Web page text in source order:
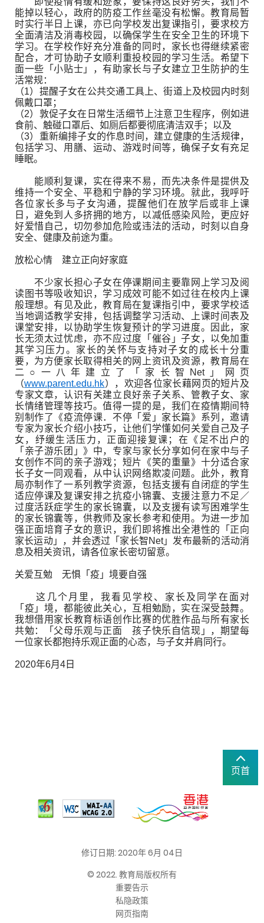
能掉以轻心，政府的防疫工作丝毫没有松懈。教育局暂
时实行半日上课，亦已向学校发出复课指引，要求校方
全面清洁及消毒校园，以确保学生在安全卫生的环境下
学习。在学校作好充分准备的同时，家长也得继续紧密
配合，才可协助子女顺利重投校园的学习生活。希望下
面一些「小贴士」，有助家长与子女建立卫生防护的生
活常规：
（1）提醒子女在公共交通工具上、街道上及校园内时刻
佩戴口罩；
（2）敦促子女在日常生活细节上注意卫生程序，例如进
食前、触碰口罩后、如厕后都要彻底清洁双手；以及
（3）重新编排子女的作息时间，建立健康的生活规律，
包括学习、用膳、运动、游戏时间等，确保子女有充足
睡眠。
能顺利复课，实在得来不易，而先决条件是提供及
维持一个安全、平稳和宁静的学习环境。就此，我呼吁
各位家长多与子女沟通，提醒他们在放学后或非上课
日，避免到人多挤拥的地方，以减低感染风险，更应好
好爱惜自己，切勿参加危险或违法的活动，时刻以自身
安全、健康及前途为重。
放松心情 建立正向好家庭
不少家长担心子女在停课期间主要靠网上学习及阅
读图书等吸收知识，学习成效可能不如过往在校内上课
般理想。有见及此，教育局在复课指引中，要求学校适
当地调适教学安排，包括调整学习活动、上课时间表及
课堂安排，以协助学生恢复预计的学习进度。因此，家
长无须太过忧虑，亦不应过度「催谷」子女，以免加重
其学习压力。家长的关怀与支持对子女的成长十分重
要，为方便家长取得相关的网上资讯及资源，教育局在
二○一八年建立了「家长智Net」网页
（www.parent.edu.hk），欢迎各位家长藉网页的短片及
专家文章，认识有关建立良好亲子关系、管教子女、家
长情绪管理等技巧。值得一提的是，我们在疫情期间特
别制作了《疫流停课．不停「爱」家长篇》系列，邀请
专家为家长介绍小技巧，让他们学懂如何关爱自己及子
女，纾缓生活压力，正面迎接复课；在《足不出户的
「亲子游乐团」》中，专家与家长分享如何在家中与子
女创作不同的亲子游戏；短片《笑的重量》十分适合家
长子女一同观看，从中认识网络欺凌问题。此外，教育
局亦制作了一系列教学资源，包括支援有自闭症的学生
适应停课及复课安排之抗疫小锦囊、支援注意力不足／
过度活跃症学生的家长锦囊，以及支援有读写困难学生
的家长锦囊等，供教师及家长参考和使用。为进一步加
强正面培育子女的意识，我们即将推出全港性的「正向
家长运动」，并会透过「家长智Net」发布最新的活动消
息及相关资讯，请各位家长密切留意。
关爱互勉 无惧「疫」境要自强
这几个月里，我看见学校、家长及同学在面对
「疫」境，都能彼此关心，互相勉励，实在深受鼓舞。
我想借用家长教育标语创作比赛的优胜作品与所有家长
共勉：「父母乐观与正面 孩子快乐自信现」，期望每
一位家长都抱持乐观正面的心态，与子女并肩同行。
2020年6月4日
页首
修订日期: 2020年 6月 04日
© 2022. 教育局版权所有
重要告示
私隐政策
网页指南